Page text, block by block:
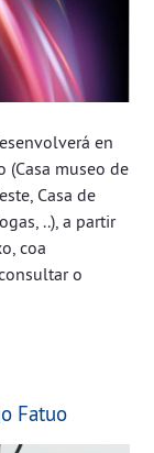
en
museo de
Casa de
..), a partir
coa
o
Fatuo